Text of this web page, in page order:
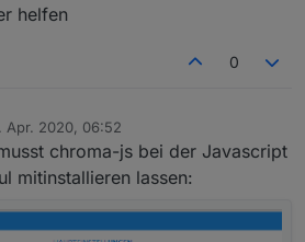
helfen
0
Apr. 2020, 06:52
chroma-js bei der Javascript
mitinstallieren lassen: